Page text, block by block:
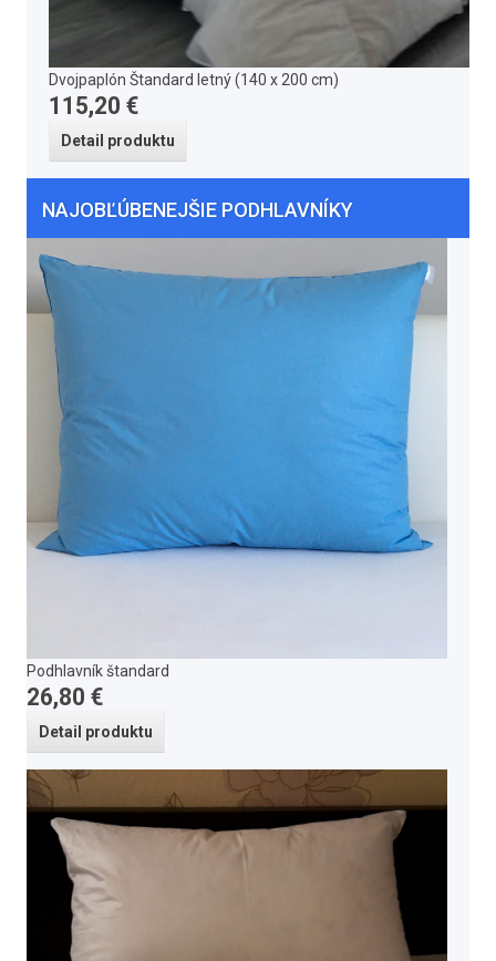
Dvojpaplón Štandard letný (140 x 200 cm)
115,20 €
Detail produktu
NAJOBĽÚBENEJŠIE PODHLAVNÍKY
Podhlavník štandard
26,80 €
Detail produktu